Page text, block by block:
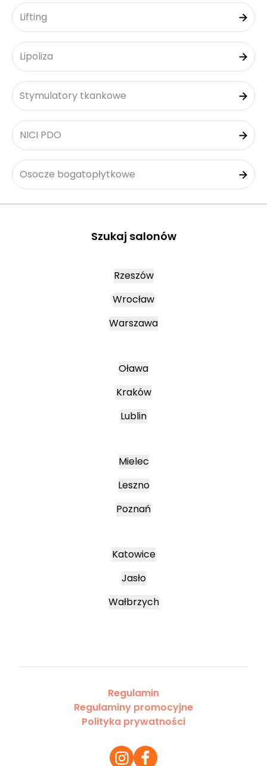
Lifting
Lipoliza
Stymulatory tkankowe
NICI PDO
Osocze bogatopłytkowe
Szukaj salonów
Rzeszów
Wrocław
Warszawa
Oława
Kraków
Lublin
Mielec
Leszno
Poznań
Katowice
Jasło
Wałbrzych
Regulamin
Regulaminy promocyjne
Polityka prywatności